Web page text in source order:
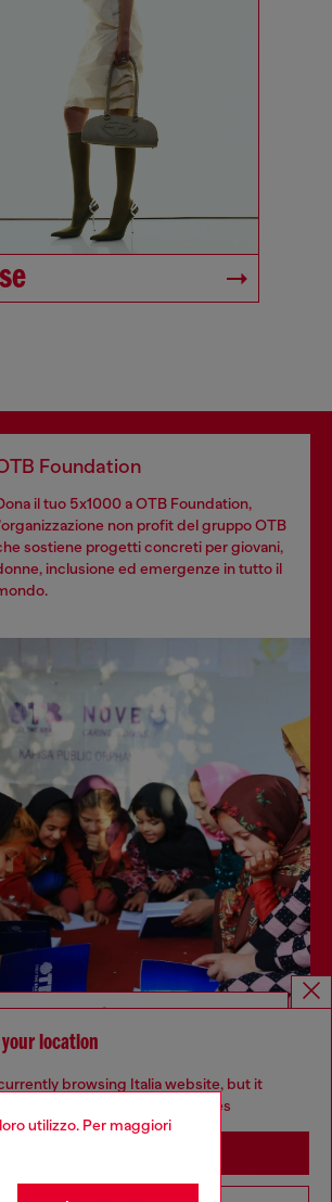
utilizzo. Per maggiori
Foundation
il tuo 5x1000 a OTB Foundation,
non profit del gruppo OTB
sostiene progetti concreti per giovani,
inclusione ed emergenze in tutto il
Scopri di più
location
browsing Italia website, but it
may be based in United States